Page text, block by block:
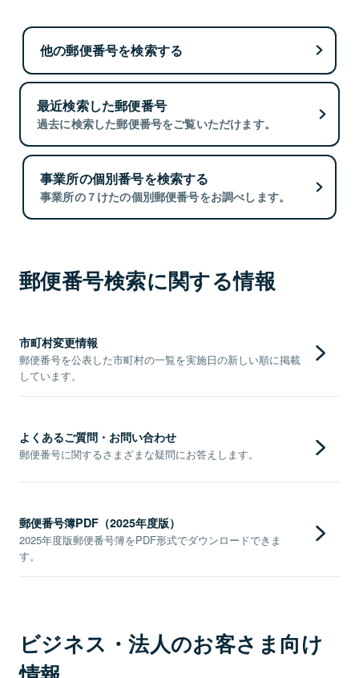
他の郵便番号を検索する
最近検索した郵便番号
過去に検索した郵便番号をご覧いただけます。
事業所の個別番号を検索する
事業所の７けたの個別郵便番号をお調べします。
郵便番号検索に関する情報
市町村変更情報
郵便番号を公表した市町村の一覧を実施日の新しい順に掲載
しています。
よくあるご質問・お問い合わせ
郵便番号に関するさまざまな疑問にお答えします。
郵便番号簿PDF（2025年度版）
2025年度版郵便番号簿をPDF形式でダウンロードできま
す。
ビジネス・法人のお客さま向け